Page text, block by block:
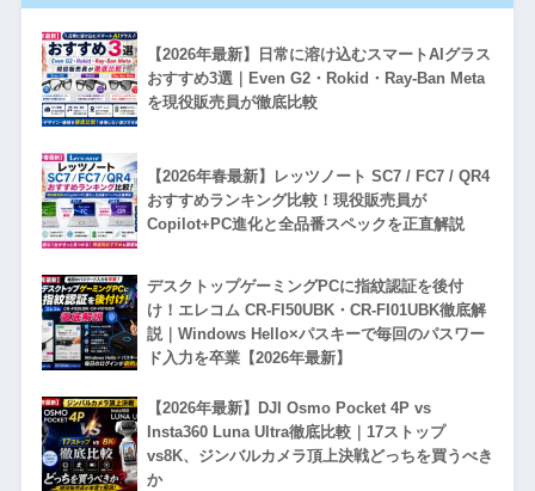
【2026年最新】日常に溶け込むスマートAIグラス
おすすめ3選｜Even G2・Rokid・Ray-Ban Meta
を現役販売員が徹底比較
【2026年春最新】レッツノート SC7 / FC7 / QR4
おすすめランキング比較！現役販売員が
Copilot+PC進化と全品番スペックを正直解説
デスクトップゲーミングPCに指紋認証を後付
け！エレコム CR-FI50UBK・CR-FI01UBK徹底解
説｜Windows Hello×パスキーで毎回のパスワー
ド入力を卒業【2026年最新】
【2026年最新】DJI Osmo Pocket 4P vs
Insta360 Luna Ultra徹底比較｜17ストップ
vs8K、ジンバルカメラ頂上決戦どっちを買うべき
か